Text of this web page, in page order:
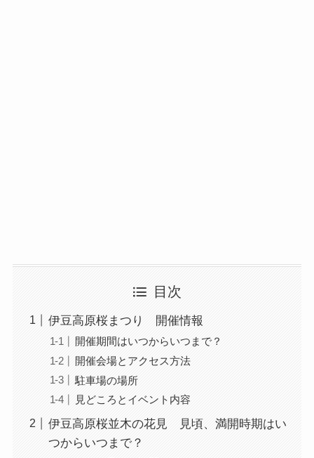
目次
伊豆高原桜まつり 開催情報
開催期間はいつからいつまで？
開催会場とアクセス方法
駐車場の場所
見どころとイベント内容
伊豆高原桜並木の花見 見頃、満開時期はい
つからいつまで？